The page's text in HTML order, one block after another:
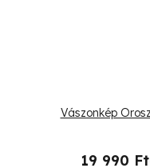
Vászonkép
19 990